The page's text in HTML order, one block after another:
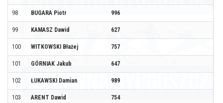
98 BUGARA Piotr 996
99 KAMASZ Dawid 627
100 WITKOWSKI Błażej 757
101 GÓRNIAK Jakub 647
102 ŁUKAWSKI Damian 989
103 ARENT Dawid 754